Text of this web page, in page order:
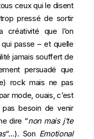
ceux qui le disent
pressé de sortir
que l’on
passe – et quelle
jamais souffert de
persuadé que
rock mais ne pas
mode, ouais, c’est
besoin de venir
dire “non mais j’te
“…). Son Emotional